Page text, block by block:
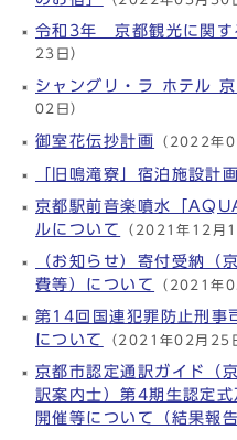
令和3年 京都観光に関す
23日）
シャングリ・ラ ホテル
02日）
御室花伝抄計画 （2022年
「旧鳴滝寮」宿泊施設計画
京都駅前音楽噴水「
ルについて
（2021年12月
（お知らせ）寄付受納（
費等）について
（2021年
第14回国連犯罪防止刑事
について
（2021年02月25
京都市認定通訳ガイド（
訳案内士）第4期生認定
開催等について（結果報告